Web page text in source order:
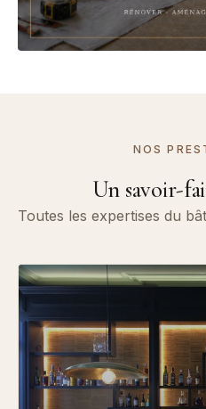
NOS
Un savoir-
Toutes les expertises du